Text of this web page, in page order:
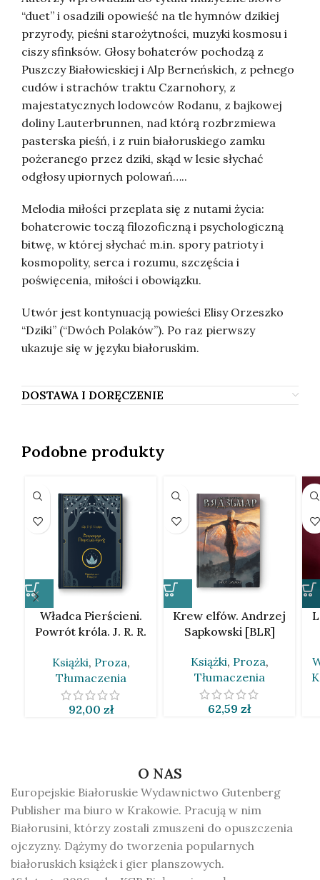
“duet” i osadzili opowieść na tle hymnów dzikiej
przyrody, pieśni starożytności, muzyki kosmosu i
ciszy sfinksów. Głosy bohaterów pochodzą z
Puszczy Białowieskiej i Alp Berneńskich, z pełnego
cudów i strachów traktu Czarnohory, z
majestatycznych lodowców Rodanu, z bajkowej
doliny Lauterbrunnen, nad którą rozbrzmiewa
pasterska pieśń, i z ruin białoruskiego zamku
pożeranego przez dziki, skąd w lesie słychać
odgłosy upiornych polowań…..
Melodia miłości przeplata się z nutami życia:
bohaterowie toczą filozoficzną i psychologiczną
bitwę, w której słychać m.in. spory patrioty i
kosmopolity, serca i rozumu, szczęścia i
poświęcenia, miłości i obowiązku.
Utwór jest kontynuacją powieści Elisy Orzeszko
“Dziki” (“Dwóch Polaków”). Po raz pierwszy
ukazuje się w języku białoruskim.
DOSTAWA I DORĘCZENIE
Podobne produkty
Władca Pierścieni.
Powrót króla. J. R. R.
Książki, Proza,
Tłumaczenia
92,00 zł
Krew elfów. Andrzej
Sapkowski [BLR]
Książki, Proza,
Tłumaczenia
62,59 zł
O NAS
Europejskie Białoruskie Wydawnictwo Gutenberg
Publisher ma biuro w Krakowie. Pracują w nim
Białorusini, którzy zostali zmuszeni do opuszczenia
ojczyzny. Dążymy do tworzenia popularnych
białoruskich książek i gier planszowych.